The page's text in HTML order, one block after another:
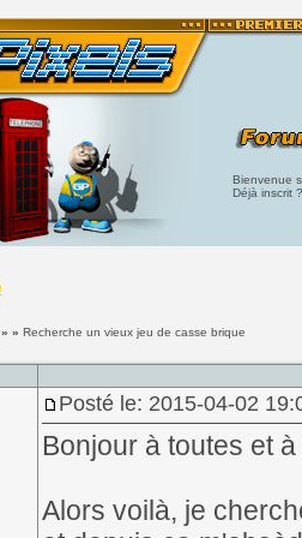
Bienvenue
Déjà inscrit
» » Recherche un vieux jeu de casse brique
Posté le: 2015-04-02
Bonjour à toutes et
Alors voilà, je